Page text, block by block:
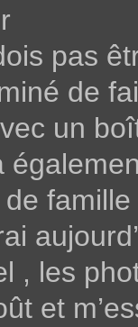
pas
de
un
, les
et